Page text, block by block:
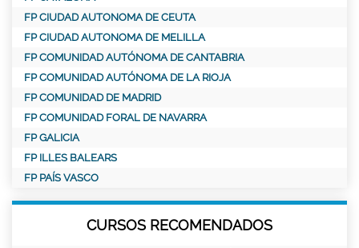
FP CIUDAD AUTONOMA DE CEUTA
FP CIUDAD AUTONOMA DE MELILLA
FP COMUNIDAD AUTÓNOMA DE CANTABRIA
FP COMUNIDAD AUTÓNOMA DE LA RIOJA
FP COMUNIDAD DE MADRID
FP COMUNIDAD FORAL DE NAVARRA
FP GALICIA
FP ILLES BALEARS
FP PAÍS VASCO
CURSOS RECOMENDADOS